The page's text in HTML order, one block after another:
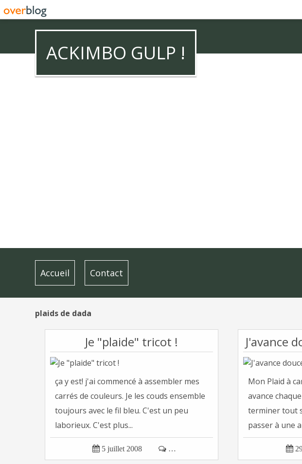
ACKIMBO GULP !
Accueil Contact
plaids de dada
Je "plaide" tricot !
ça y est! j'ai commencé à assembler mes
carrés de couleurs. Je les couds ensemble
toujours avec le fil bleu. C'est un peu
laborieux. C'est plus...
 5 juillet 2008  …
Mon Plaid à
avance
terminer tout
passer à une
